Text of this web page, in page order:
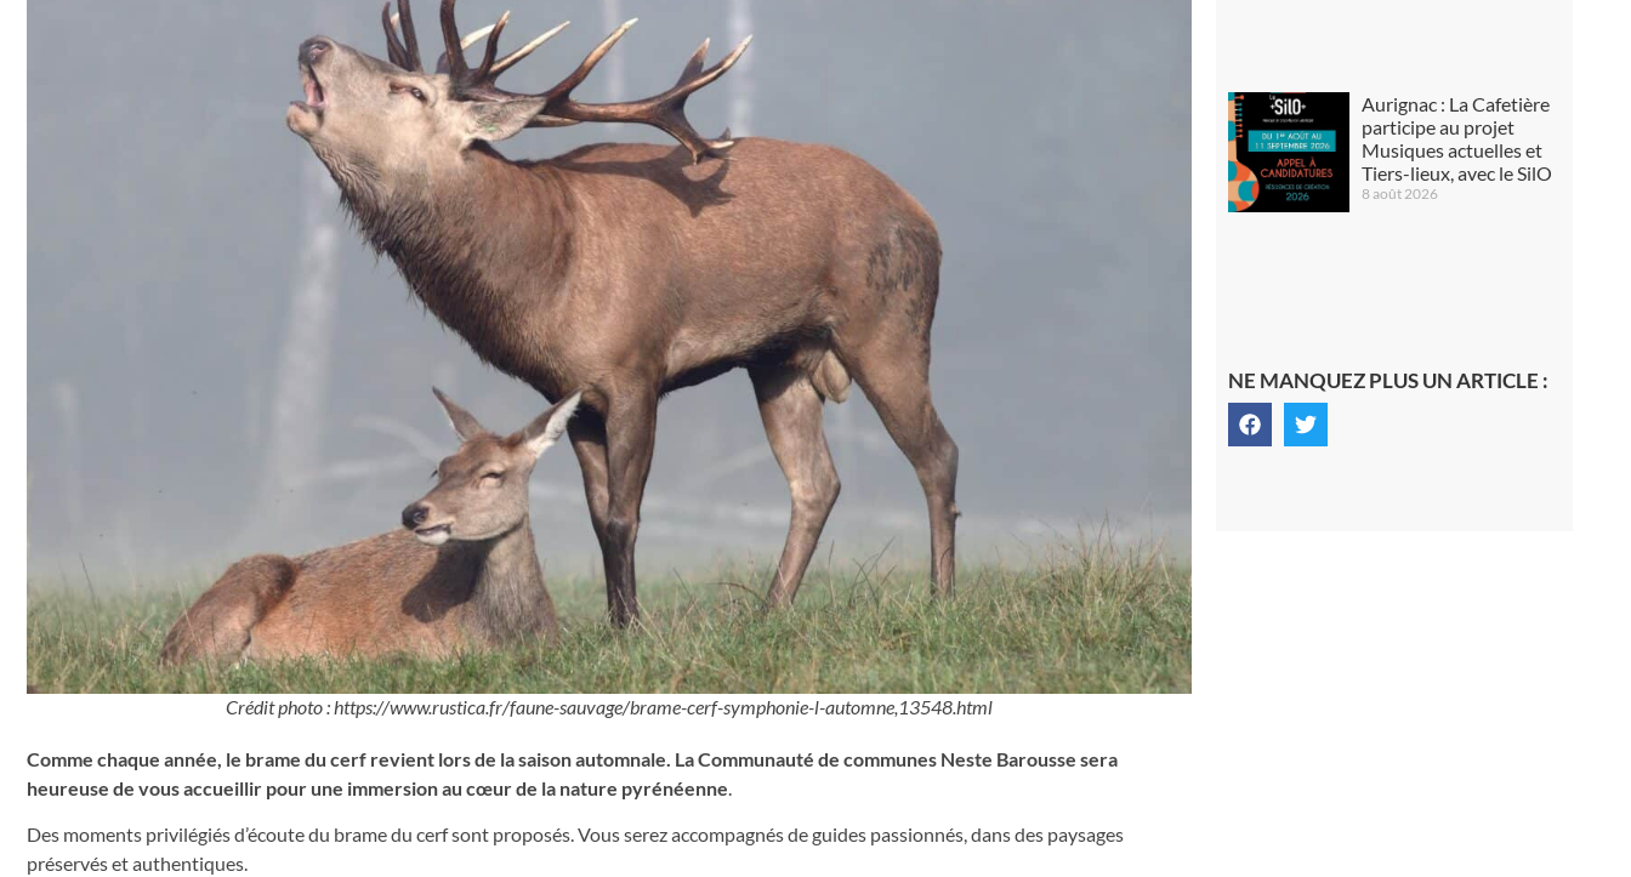
Crédit photo : https://www.rustica.fr/faune-sauvage/brame-cerf-symphonie-l-automne,13548.html
Comme chaque année, le brame du cerf revient lors de la saison automnale. La Communauté de communes Neste Barousse sera
heureuse de vous accueillir pour une immersion au cœur de la nature pyrénéenne
Des moments privilégiés d’écoute du brame du cerf sont proposés. Vous serez accompagnés de guides passionnés, dans des paysages
préservés et authentiques.
Aurignac : La Cafetière
participe au projet
Musiques actuelles et
Tiers-lieux, avec le SilO
8 août 2026
NE MANQUEZ PLUS UN ARTICLE :